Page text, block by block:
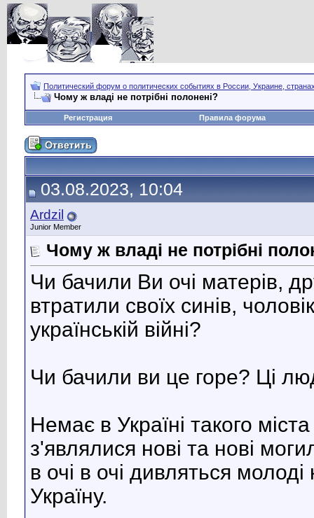
Политический форум о политических событиях в России, Украине,
Чому ж владі не потрібні полонені?
Регистрация Правила форума
03.08.2023, 10:04
Ardzil
Junior Member
Чому ж владі не потрібні
Чи бачили Ви очі матерів,
втратили своїх синів,
українській війні?
Чи бачили ви це горе? Ці
Немає в Україні такого
з'являлися нові та нові
в очі в очі дивляться
Україну.